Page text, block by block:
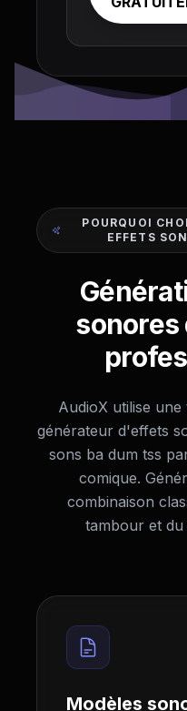
POURQUOI
EFFETS
sonores
AudioX utilise
générateur d'effets
sons ba dum tss
comique.
combinaison
tambour et du
Modèles